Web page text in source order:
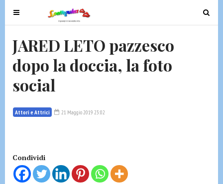
T
o
e
n
v
i
t
o
T
o
JARED LETO pazzesco
dopo la doccia, la foto
social
Attori e Attrici 21 Maggio 2019 23:02
Condividi